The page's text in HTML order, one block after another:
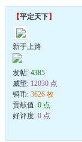
【平定天下】
新手上路
发帖: 4385
威望: 12030 点
铜币: 3626 枚
贡献值: 0 点
好评度: 0 点